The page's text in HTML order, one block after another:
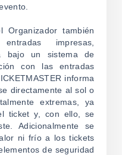
también
impresas,
bajo un sistema de
con las entradas
informa
directamente al sol o
extremas, ya
ticket y, con ello, se
Adicionalmente se
ni frío a los tickets
de seguridad